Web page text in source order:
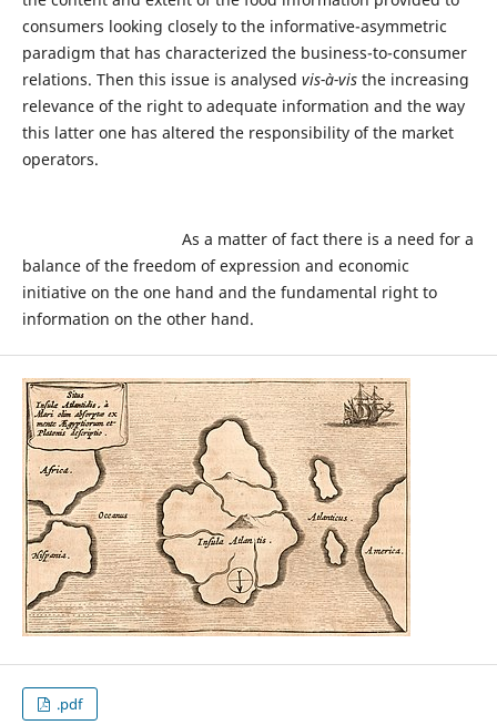
consumers looking closely to the informative-asymmetric
paradigm that has characterized the business-to-consumer
relations. Then this issue is analysed vis-à-visthe increasing
relevance of the right to adequate information and the way
this latter one has altered the responsibility of the market
operators.
As a matter of fact there is a need for a
balance of the freedom of expression and economic
initiative on the one hand and the fundamental right to
information on the other hand.
.pdf